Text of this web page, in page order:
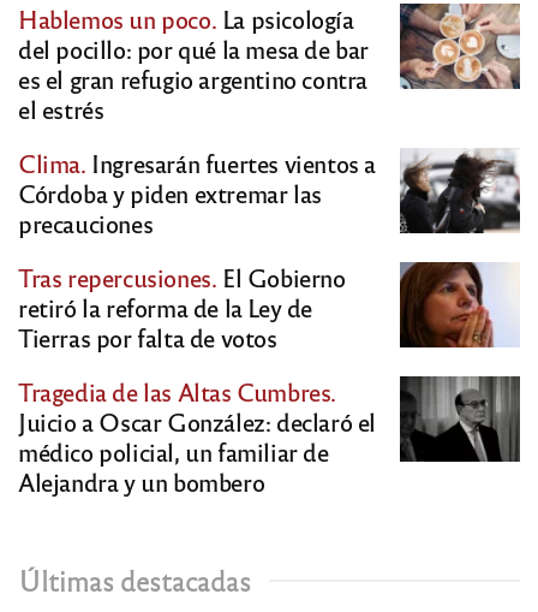
Hablemos un poco. La psicología
del pocillo: por qué la mesa de bar
es el gran refugio argentino contra
el estrés
Clima. Ingresarán fuertes vientos a
Córdoba y piden extremar las
precauciones
Tras repercusiones. El Gobierno
retiró la reforma de la Ley de
Tierras por falta de votos
Tragedia de las Altas Cumbres.
Juicio a Oscar González: declaró el
médico policial, un familiar de
Alejandra y un bombero
Últimas destacadas